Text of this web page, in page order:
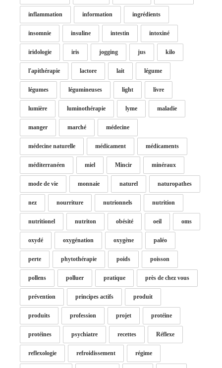
inflammation information ingrédients
insomnie insuline intestin intoxiné
iridologie iris jogging jus kilo
l'apithérapie lactore lait légume
légumes légumineuses light livre
lumière luminothérapie lyme maladie
manger marché médecine
médecine naturelle médicament médicaments
méditerranéen miel Mincir minéraux
mode de vie monnaie naturel naturopathes
nez nourriture nutrionnels nutrition
nutritionel nutriton obésité oeil oms
oxydé oxygénation oxygène paléo
perte phytothérapie poids poisson
pollens polluer pratique près de chez vous
prévention principes actifs produit
produits profession projet protéine
protéines psychiatre recettes Réflexe
reflexologie refroidissement régime